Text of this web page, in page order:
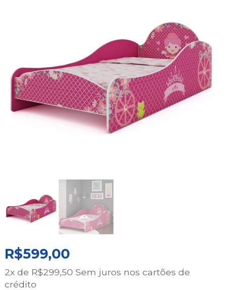
R$599,00
2x de R$299,50 Sem juros nos cartões de
crédito